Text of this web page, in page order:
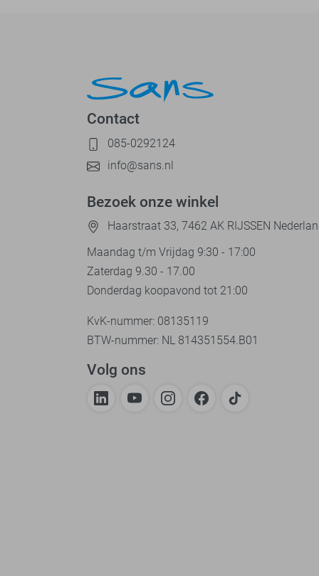
Contact
085-0292124
info@sans.nl
Bezoek onze winkel
Haarstraat 33, 7462 AK RIJSSEN
Maandag t/m Vrijdag 9:30 - 17:00
Zaterdag 9.30 - 17.00
Donderdag koopavond tot 21:00
KvK-nummer: 08135119
BTW-nummer: NL 814351554.B01
Volg ons